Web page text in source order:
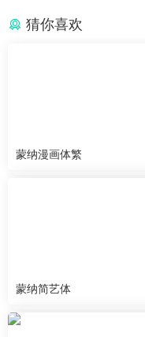
猜你喜欢
蒙纳漫画体繁
蒙纳简艺体